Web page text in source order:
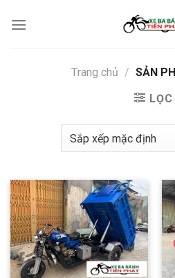
Trang chủ / SẢN
LỌC